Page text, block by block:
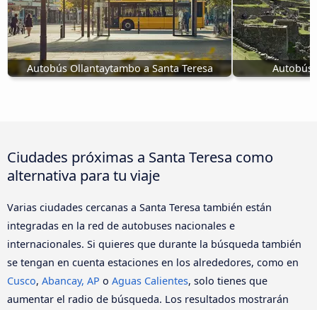
Autobús Ollantaytambo a Santa Teresa Autobús
Ciudades próximas a Santa Teresa como
alternativa para tu viaje
Varias ciudades cercanas a Santa Teresa también están
integradas en la red de autobuses nacionales e
internacionales. Si quieres que durante la búsqueda también
se tengan en cuenta estaciones en los alrededores, como en
Cusco, Abancay, AP o Aguas Calientes, solo tienes que
aumentar el radio de búsqueda. Los resultados mostrarán